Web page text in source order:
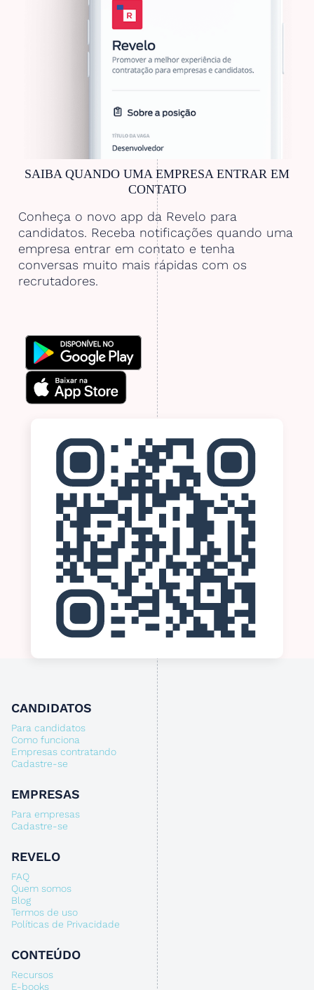
SAIBA QUANDO UMA EMPRESA ENTRAR EM
CONTATO
Conheça o novo app da Revelo para
candidatos. Receba notificações quando uma
empresa entrar em contato e tenha
conversas muito mais rápidas com os
recrutadores.
CANDIDATOS
Para candidatos
Como funciona
Empresas contratando
Cadastre-se
EMPRESAS
Para empresas
Cadastre-se
REVELO
FAQ
Quem somos
Blog
Termos de uso
Políticas de Privacidade
CONTEÚDO
Recursos
E-books